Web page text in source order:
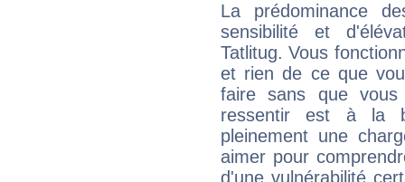
La prédominance
sensibilité et
Tatlitug. Vous
et rien de ce que
faire sans que
ressentir est à la
pleinement une
aimer pour
d'une vulnérabilité